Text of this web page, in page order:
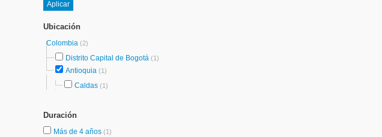
Ubicación
Colombia (2)
Distrito Capital de Bogotá (1)
Antioquia (1)
Caldas (1)
Duración
Más de 4 años (1)